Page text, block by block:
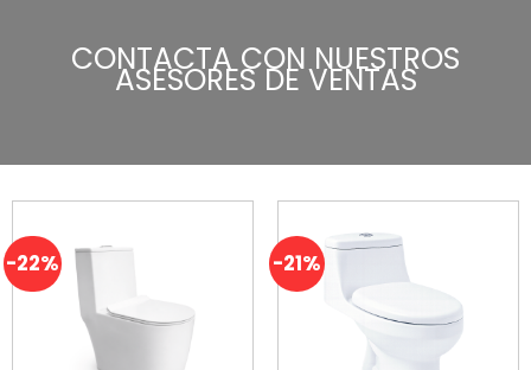
CONTACTA CON NUESTROS
ASESORES DE VENTAS
-22% -21%